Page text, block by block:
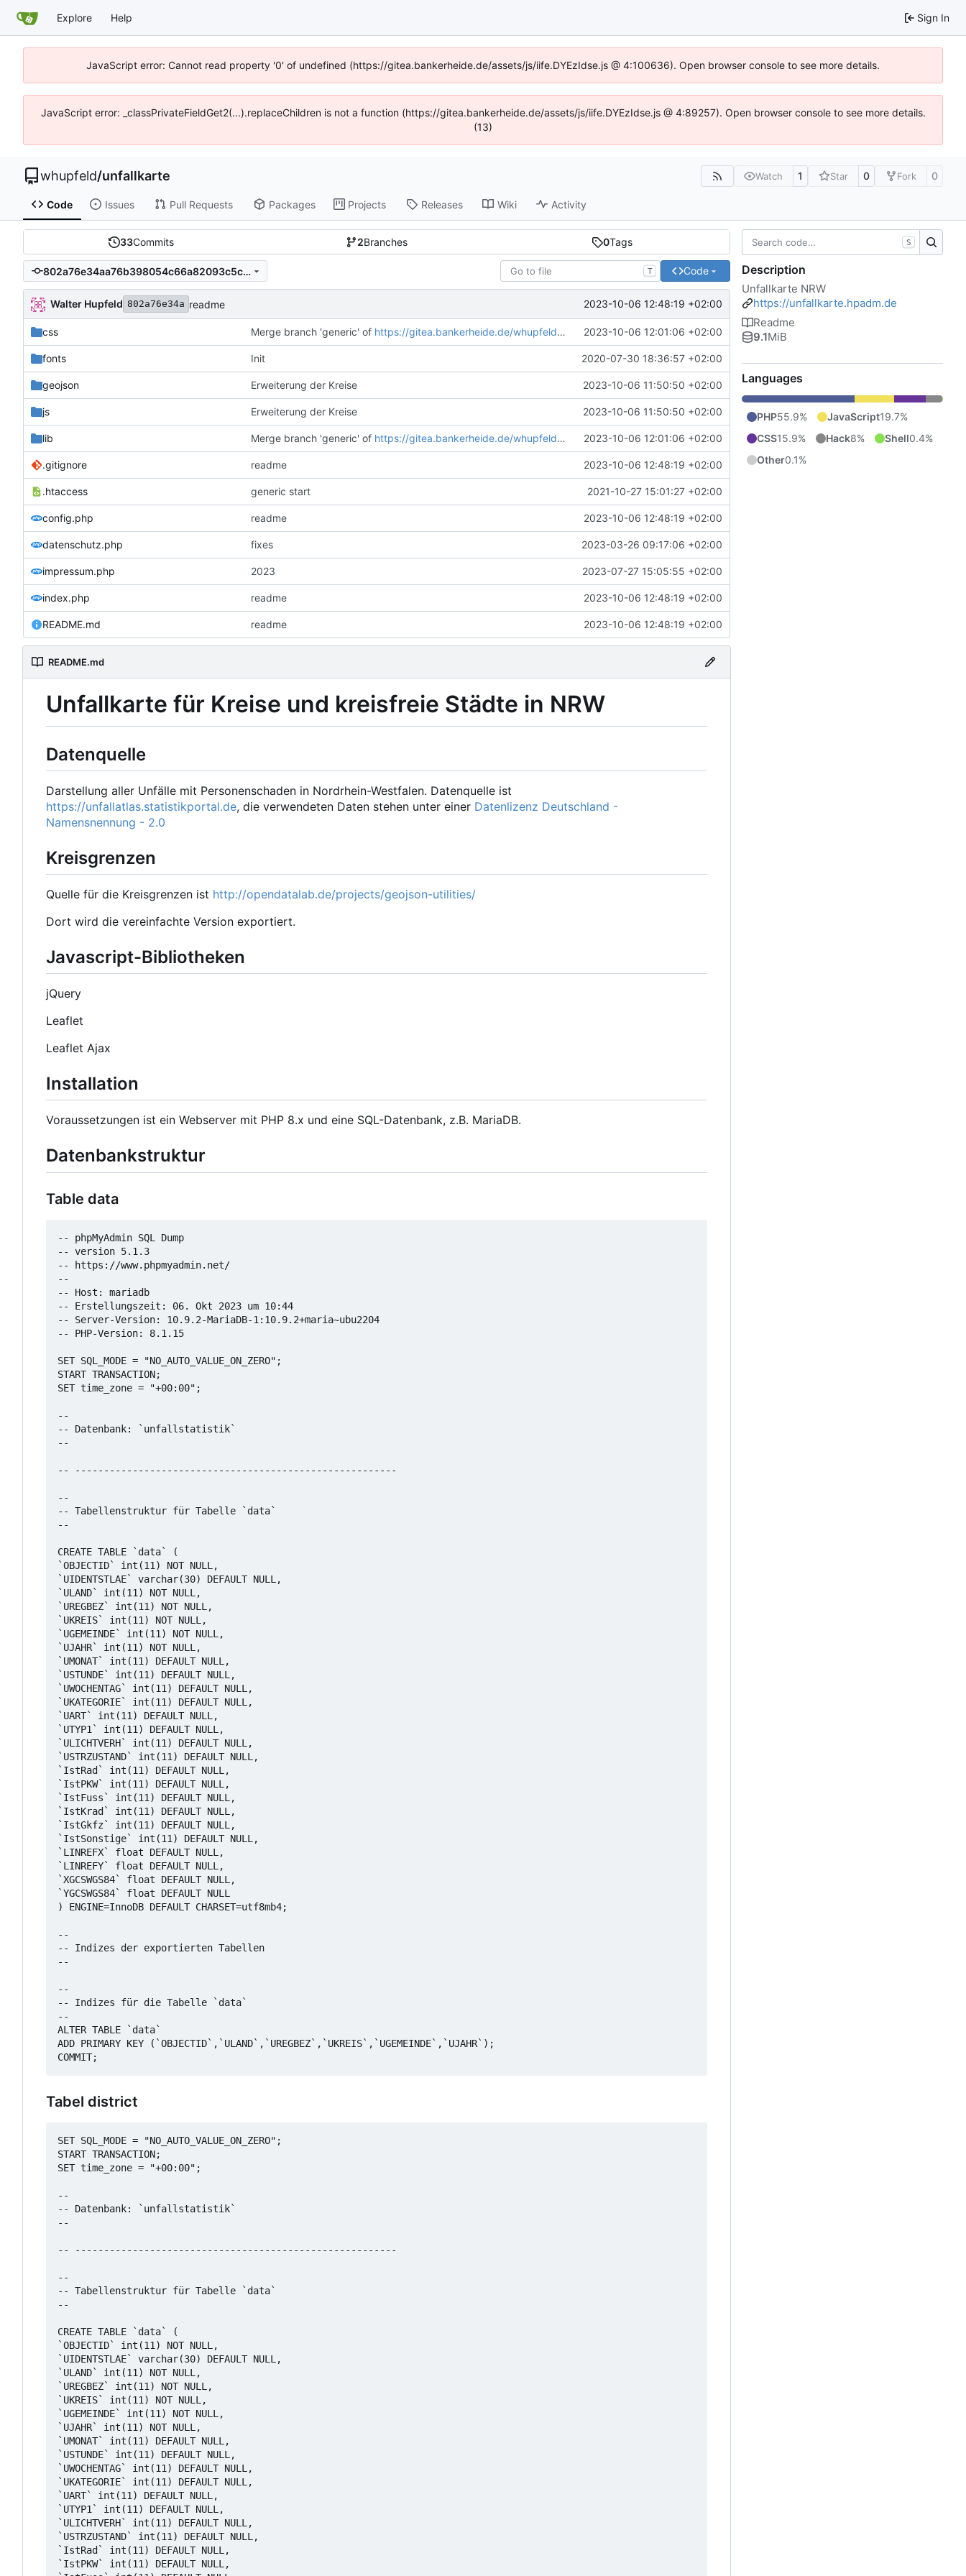
Explore Help Sign In
JavaScript error: Cannot read property '0' of undefined (https://gitea.bankerheide.de/assets/js/iife.DYEzIdse.js @ 4:100636). Open browser console to see more details.
JavaScript error: _classPrivateFieldGet2(...).replaceChildren is not a function (https://gitea.bankerheide.de/assets/js/iife.DYEzIdse.js @ 4:89257). Open browser console to see more details.
(13)
whupfeld/unfallkarte Watch 1 Star 0 Fork 0
Code Issues Pull Requests Packages Projects Releases Wiki Activity
33Commits 2Branches 0Tags
802a76e34aa76b398054c66a82093c5ccfd43d67 T Code
Walter Hupfeld 802a76e34a readme 2023-10-06 12:48:19 +02:00
css Merge branch 'generic' of https://gitea.bankerheide.de/whupfeld/unfallkarte into generic
2023-10-06 12:01:06 +02:00
fonts Init 2020-07-30 18:36:57 +02:00
geojson Erweiterung der Kreise 2023-10-06 11:50:50 +02:00
js Erweiterung der Kreise 2023-10-06 11:50:50 +02:00
lib Merge branch 'generic' of https://gitea.bankerheide.de/whupfeld/unfallkarte into generic
2023-10-06 12:01:06 +02:00
.gitignore readme 2023-10-06 12:48:19 +02:00
.htaccess generic start 2021-10-27 15:01:27 +02:00
config.php readme 2023-10-06 12:48:19 +02:00
datenschutz.php fixes 2023-03-26 09:17:06 +02:00
impressum.php 2023 2023-07-27 15:05:55 +02:00
index.php readme 2023-10-06 12:48:19 +02:00
README.md readme 2023-10-06 12:48:19 +02:00
README.md
Unfallkarte für Kreise und kreisfreie Städte in NRW
Datenquelle
Darstellung aller Unfälle mit Personenschaden in Nordrhein-Westfalen. Datenquelle ist
https://unfallatlas.statistikportal.de, die verwendeten Daten stehen unter einer Datenlizenz Deutschland -
Namensnennung - 2.0
Kreisgrenzen
Quelle für die Kreisgrenzen ist http://opendatalab.de/projects/geojson-utilities/
Dort wird die vereinfachte Version exportiert.
Javascript-Bibliotheken
jQuery
Leaflet
Leaflet Ajax
Installation
Voraussetzungen ist ein Webserver mit PHP 8.x und eine SQL-Datenbank, z.B. MariaDB.
Datenbankstruktur
Table data
-- phpMyAdmin SQL Dump
-- version 5.1.3
-- https://www.phpmyadmin.net/
--
-- Host: mariadb
-- Erstellungszeit: 06. Okt 2023 um 10:44
-- Server-Version: 10.9.2-MariaDB-1:10.9.2+maria~ubu2204
-- PHP-Version: 8.1.15
SET SQL_MODE = "NO_AUTO_VALUE_ON_ZERO";
START TRANSACTION;
SET time_zone = "+00:00";
--
-- Datenbank: `unfallstatistik`
--
-- --------------------------------------------------------
--
-- Tabellenstruktur für Tabelle `data`
--
CREATE TABLE `data` (
`OBJECTID` int(11) NOT NULL,
`UIDENTSTLAE` varchar(30) DEFAULT NULL,
`ULAND` int(11) NOT NULL,
`UREGBEZ` int(11) NOT NULL,
`UKREIS` int(11) NOT NULL,
`UGEMEINDE` int(11) NOT NULL,
`UJAHR` int(11) NOT NULL,
`UMONAT` int(11) DEFAULT NULL,
`USTUNDE` int(11) DEFAULT NULL,
`UWOCHENTAG` int(11) DEFAULT NULL,
`UKATEGORIE` int(11) DEFAULT NULL,
`UART` int(11) DEFAULT NULL,
`UTYP1` int(11) DEFAULT NULL,
`ULICHTVERH` int(11) DEFAULT NULL,
`USTRZUSTAND` int(11) DEFAULT NULL,
`IstRad` int(11) DEFAULT NULL,
`IstPKW` int(11) DEFAULT NULL,
`IstFuss` int(11) DEFAULT NULL,
`IstKrad` int(11) DEFAULT NULL,
`IstGkfz` int(11) DEFAULT NULL,
`IstSonstige` int(11) DEFAULT NULL,
`LINREFX` float DEFAULT NULL,
`LINREFY` float DEFAULT NULL,
`XGCSWGS84` float DEFAULT NULL,
`YGCSWGS84` float DEFAULT NULL
) ENGINE=InnoDB DEFAULT CHARSET=utf8mb4;
--
-- Indizes der exportierten Tabellen
--
--
-- Indizes für die Tabelle `data`
--
ALTER TABLE `data`
ADD PRIMARY KEY (`OBJECTID`,`ULAND`,`UREGBEZ`,`UKREIS`,`UGEMEINDE`,`UJAHR`);
Tabel district
SET SQL_MODE = "NO_AUTO_VALUE_ON_ZERO";
START TRANSACTION;
SET time_zone = "+00:00";
--
-- Datenbank: `unfallstatistik`
--
-- --------------------------------------------------------
--
-- Tabellenstruktur für Tabelle `data`
--
CREATE TABLE `data` (
`OBJECTID` int(11) NOT NULL,
`UIDENTSTLAE` varchar(30) DEFAULT NULL,
`ULAND` int(11) NOT NULL,
`UREGBEZ` int(11) NOT NULL,
`UKREIS` int(11) NOT NULL,
`UGEMEINDE` int(11) NOT NULL,
`UJAHR` int(11) NOT NULL,
`UMONAT` int(11) DEFAULT NULL,
`USTUNDE` int(11) DEFAULT NULL,
`UWOCHENTAG` int(11) DEFAULT NULL,
`UKATEGORIE` int(11) DEFAULT NULL,
`UART` int(11) DEFAULT NULL,
`UTYP1` int(11) DEFAULT NULL,
`ULICHTVERH` int(11) DEFAULT NULL,
`USTRZUSTAND` int(11) DEFAULT NULL,
`IstRad` int(11) DEFAULT NULL,
`IstPKW` int(11) DEFAULT NULL,
S
Description
Unfallkarte NRW
https://unfallkarte.hpadm.de
Readme
9.1MiB
Languages
PHP55.9% JavaScript19.7%
CSS15.9% Hack8% Shell0.4%
Other0.1%